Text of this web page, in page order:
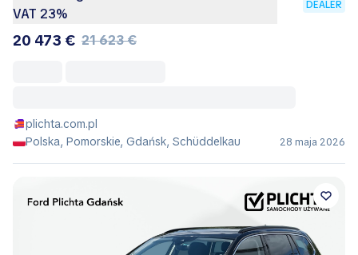
VAT 23%
DEALER
20 473 € 21 623 €
plichta.com.pl
Polska, Pomorskie, Gdańsk, Schüddelkau
28 maja 2026